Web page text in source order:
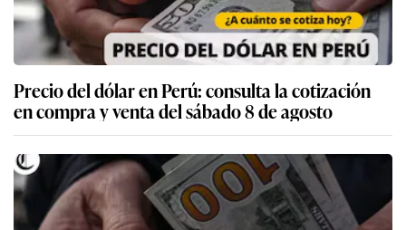
Precio del dólar en Perú: consulta la cotización
en compra y venta del sábado 8 de agosto